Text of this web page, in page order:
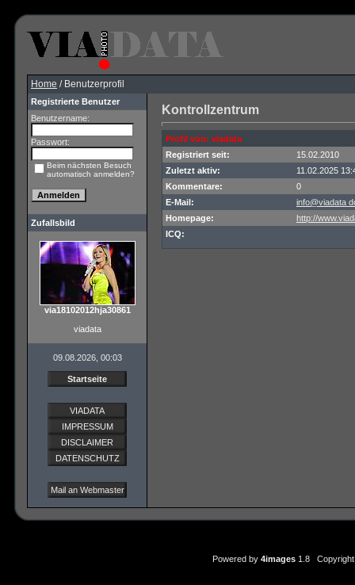
Home / Benutzerprofil
Registrierte Benutzer
Benutzername:
Passwort:
Beim nächsten Besuch
automatisch anmelden?
Zufallsbild
via18102012hja30861
viadata
09.08.2026, 00:03
Startseite
VIADATA
IMPRESSUM
DISCLAIMER
DATENSCHUTZ
Mail an Webmaster
Kontrollzentrum
Profil von: viadata
Registriert seit:
15.02.2010
Zuletzt aktiv:
11.02.2025
Kommentare:
0
E-Mail:
info@viadata
Homepage:
http://
ICQ:
Powered by 4images1.8 Copyright